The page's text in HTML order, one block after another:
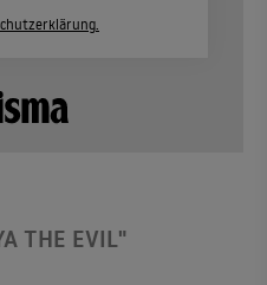
an, als Vermittler für
fungieren. Wird der Krieg enden?
THE EVIL"